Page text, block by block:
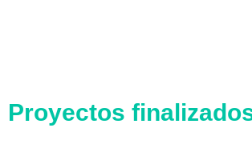
Proyectos